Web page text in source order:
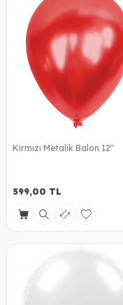
Kırmızı Metalik Balon 12"
599,00 TL